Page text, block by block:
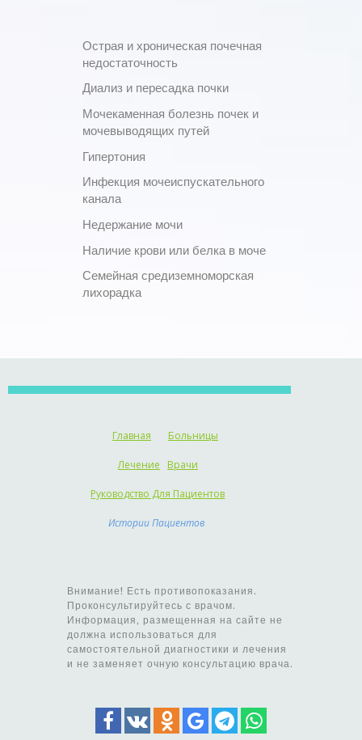
Острая и хроническая почечная
недостаточность
Диализ и пересадка почки
Мочекаменная болезнь почек и
мочевыводящих путей
Гипертония
Инфекция мочеиспускательного
канала
Недержание мочи
Наличие крови или белка в моче
Семейная средиземноморская
лихорадка
Главная Больницы
Лечение Врачи
Руководство Для Пациентов
Истории Пациентов
Внимание! Есть противопоказания.
Проконсультируйтесь с врачом.
Информация, размещенная на сайте не
должна использоваться для
самостоятельной диагностики и лечения
и не заменяет очную консультацию врача.